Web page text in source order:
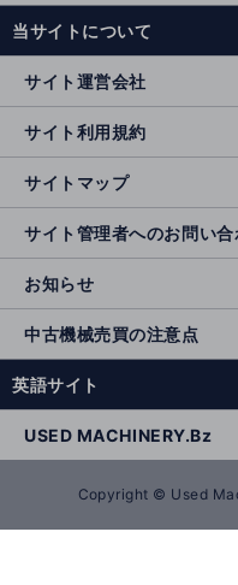
当サイトについて
サイト運営会社
サイト利用規約
サイトマップ
サイト管理者へのお問い合
お知らせ
中古機械売買の注意点
英語サイト
USED MACHINERY.Bz
Copyright © Used